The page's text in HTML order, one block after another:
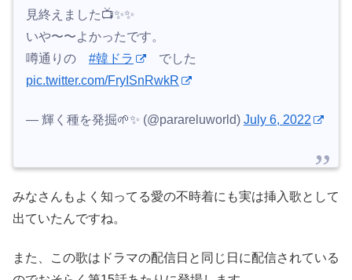
見終えました📺✨✨
いや〜〜よかったです。
噂通りの #韓ドラ
でした
pic.twitter.com/FryISnRwkR
— 輝く種を発掘🌱✨ (@parareluworld) July 6, 2022
みなさんもよく知ってる愛の不時着にも実は挿入歌として
出ていたんですね。
また、この歌はドラマの配信日と同じ日に配信されている